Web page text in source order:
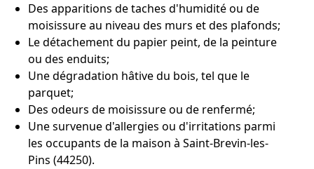
Des apparitions de taches d'humidité ou de
moisissure au niveau des murs et des plafonds;
Le détachement du papier peint, de la peinture
ou des enduits;
Une dégradation hâtive du bois, tel que le
parquet;
Des odeurs de moisissure ou de renfermé;
Une survenue d'allergies ou d'irritations parmi
les occupants de la maison à Saint-Brevin-les-
Pins (44250).